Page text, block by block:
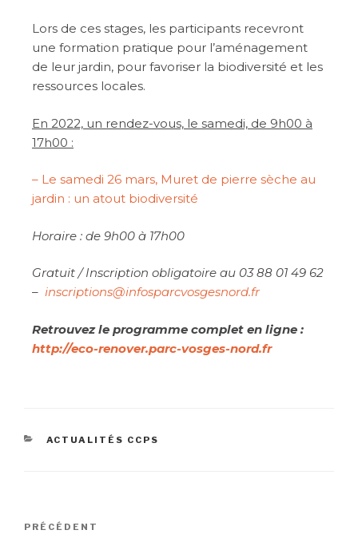
Lors de ces stages, les participants recevront
une formation pratique pour l’aménagement
de leur jardin, pour favoriser la biodiversité et les
ressources locales.
En 2022, un rendez-vous, le samedi, de 9h00 à
17h00 :
– Le samedi 26 mars, Muret de pierre sèche au
jardin : un atout biodiversité
Horaire : de 9h00 à 17h00
Gratuit / Inscription obligatoire au 03 88 01 49 62
– inscriptions@infosparcvosgesnord.fr
Retrouvez le programme complet en ligne :
http://eco-renover.parc-vosges-nord.fr
ACTUALITÉS CCPS
PRÉCÉDENT